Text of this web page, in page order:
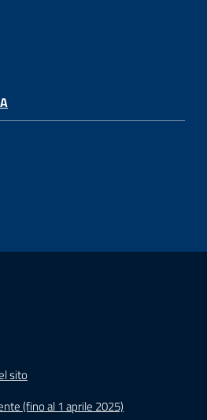
sito
(fino al 1 aprile 2025)